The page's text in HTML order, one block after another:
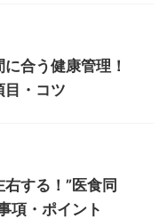
に合う健康管理！
目・コツ
する！”医食同
項・ポイント